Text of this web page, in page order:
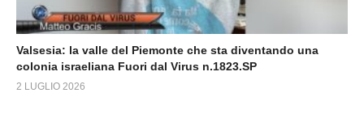
Valsesia: la valle del Piemonte che sta diventando una
colonia israeliana Fuori dal Virus n.1823.SP
2 LUGLIO 2026